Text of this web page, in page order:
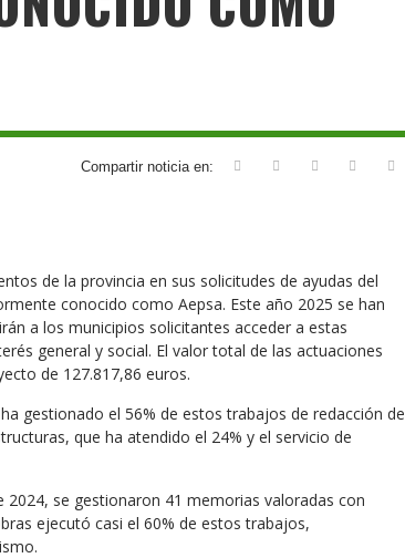
Compartir noticia en:
de la provincia en sus solicitudes de ayudas del
conocido como Aepsa. Este año 2025 se han
a los municipios solicitantes acceder a estas
general y social. El valor total de las actuaciones
de 127.817,86 euros.
gestionado el 56% de estos trabajos de redacción de
que ha atendido el 24% y el servicio de
se gestionaron 41 memorias valoradas con
ejecutó casi el 60% de estos trabajos,